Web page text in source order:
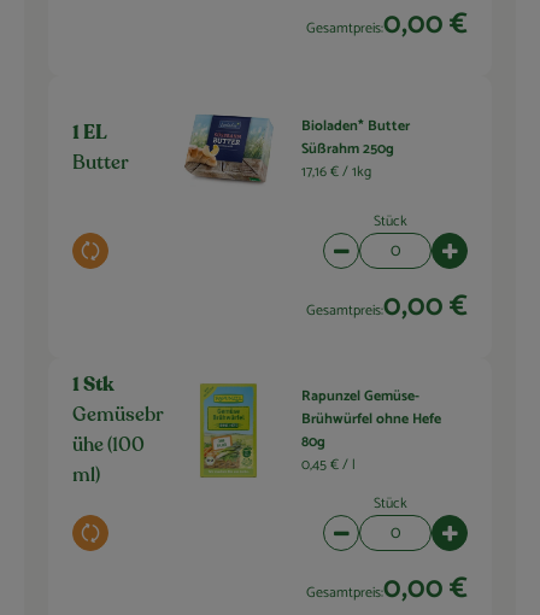
Gesamtpreis:0,00 €
1 EL
Butter
Auswahl ändern
Bioladen* Butter
Süßrahm 250g
17,16 € /1kg
Stück
Artikelanzahl verringern
Gesamtpreis:0,00 €
1 Stk
Gemüsebr
ühe (100
ml)
Auswahl ändern
Rapunzel Gemüse-
Brühwürfel ohne Hefe
80g
0,45 € / l
Stück
Artikelanzahl verringern
Gesamtpreis:0,00 €